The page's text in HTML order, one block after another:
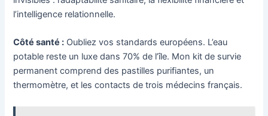
l’intelligence relationnelle.
Côté santé : Oubliez vos standards européens. L’eau
potable reste un luxe dans 70% de l’île. Mon kit de survie
permanent comprend des pastilles purifiantes, un
thermomètre, et les contacts de trois médecins français.